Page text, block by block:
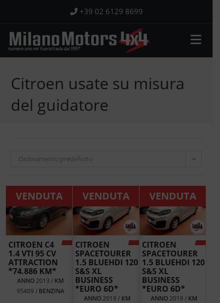
contenuto
+39 02 6129 8699
Citroen usate su misura
del guidatore
Ordinamento predefinito
VENDUTA
CITROEN C4
1.4 VTI 95 CV
ATTRACTION
*74.886 KM*
ANNO2013 / KM
95409 / BENZINA
VENDUTA
CITROEN
SPACETOURER
1.5 BLUEHDI 120
S&S XL
BUSINESS
*EURO 6D*
ANNO2019 / KM
VENDUTA
CITROEN
SPACETOURER
1.5 BLUEHDI 120
S&S XL
BUSINESS
*EURO 6D*
ANNO2019 / KM